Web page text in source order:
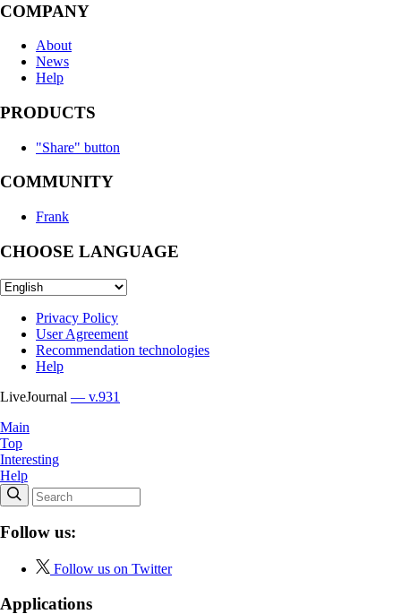
COMPANY
About
News
Help
PRODUCTS
"Share" button
COMMUNITY
Frank
CHOOSE LANGUAGE
Privacy Policy
User Agreement
Recommendation technologies
Help
LiveJournal — v.931
Main
Top
Interesting
Help
Follow us:
Follow us on Twitter
Applications